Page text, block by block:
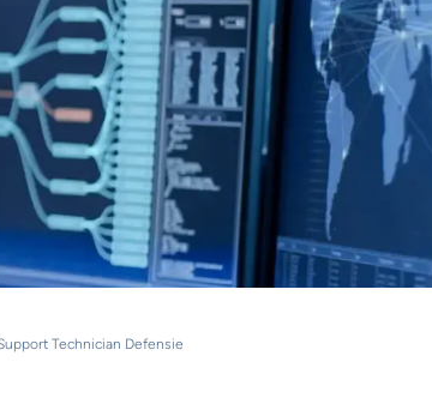
Technician Defensie